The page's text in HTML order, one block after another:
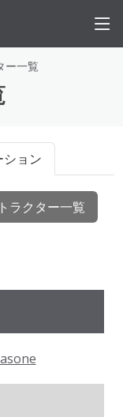
ー一覧
ション
ラクター一覧